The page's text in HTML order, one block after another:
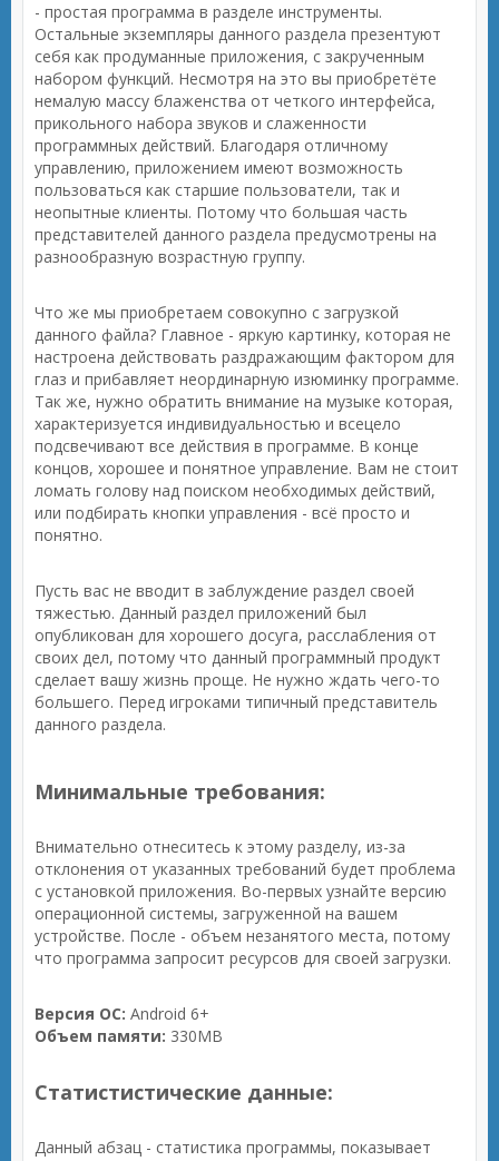
- простая программа в разделе инструменты.
Остальные экземпляры данного раздела презентуют
себя как продуманные приложения, с закрученным
набором функций. Несмотря на это вы приобретёте
немалую массу блаженства от четкого интерфейса,
прикольного набора звуков и слаженности
программных действий. Благодаря отличному
управлению, приложением имеют возможность
пользоваться как старшие пользователи, так и
неопытные клиенты. Потому что большая часть
представителей данного раздела предусмотрены на
разнообразную возрастную группу.
Что же мы приобретаем совокупно с загрузкой
данного файла? Главное - яркую картинку, которая не
настроена действовать раздражающим фактором для
глаз и прибавляет неординарную изюминку программе.
Так же, нужно обратить внимание на музыке которая,
характеризуется индивидуальностью и всецело
подсвечивают все действия в программе. В конце
концов, хорошее и понятное управление. Вам не стоит
ломать голову над поиском необходимых действий,
или подбирать кнопки управления - всё просто и
понятно.
Пусть вас не вводит в заблуждение раздел своей
тяжестью. Данный раздел приложений был
опубликован для хорошего досуга, расслабления от
своих дел, потому что данный программный продукт
сделает вашу жизнь проще. Не нужно ждать чего-то
большего. Перед игроками типичный представитель
данного раздела.
Минимальные требования:
Внимательно отнеситесь к этому разделу, из-за
отклонения от указанных требований будет проблема
с установкой приложения. Во-первых узнайте версию
операционной системы, загруженной на вашем
устройстве. После - объем незанятого места, потому
что программа запросит ресурсов для своей загрузки.
Версия ОС: Android 6+
Объем памяти: 330MB
Статистистические данные:
Данный абзац - статистика программы, показывает